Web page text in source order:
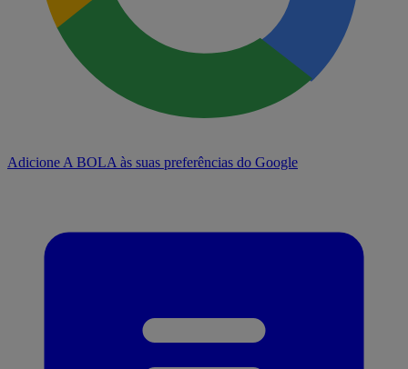
Adicione A BOLA às suas preferências do Google